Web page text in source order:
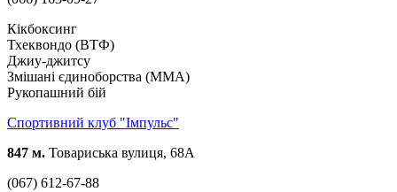
Кікбоксинг
Тхеквондо (ВТФ)
Джиу-джитсу
Змішані єдиноборства (ММА)
Рукопашний бій
Спортивний клуб "Імпульс"
847 м. Товариська вулиця, 68А
(067) 612-67-88